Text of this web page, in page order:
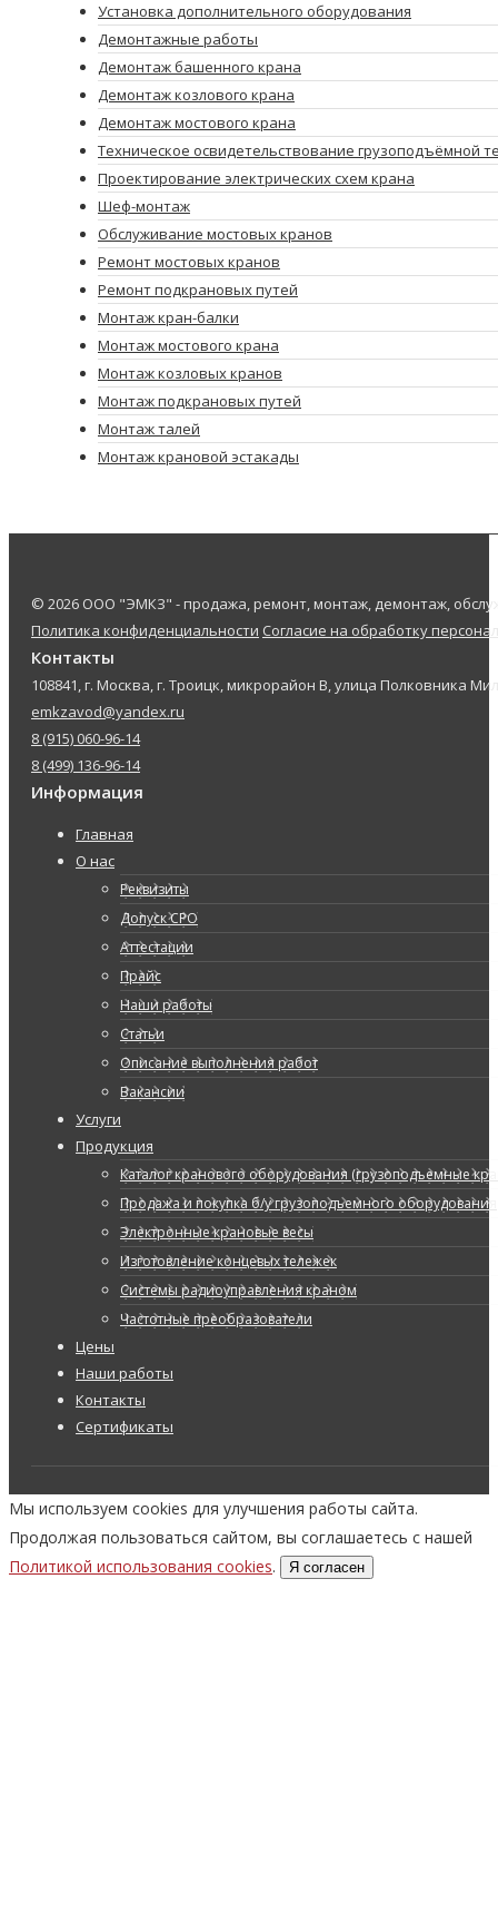
Установка дополнительного оборудования
Демонтажные работы
Демонтаж башенного крана
Демонтаж козлового крана
Демонтаж мостового крана
Техническое освидетельствование грузоподъёмной
Проектирование электрических схем крана
Шеф-монтаж
Обслуживание мостовых кранов
Ремонт мостовых кранов
Ремонт подкрановых путей
Монтаж кран-балки
Монтаж мостового крана
Монтаж козловых кранов
Монтаж подкрановых путей
Монтаж талей
Монтаж крановой эстакады
© 2026 ООО "ЭМКЗ" - продажа, ремонт, монтаж, демонтаж,
Политика конфиденциальности Согласие на обработку
Контакты
108841, г. Москва, г. Троицк, микрорайон В, улица Полковника
emkzavod@yandex.ru
8 (915) 060-96-14
8 (499) 136-96-14
Информация
Главная
О нас
Реквизиты
Допуск СРО
Аттестации
Прайс
Наши работы
Статьи
Описание выполнения работ
Вакансии
Услуги
Продукция
Каталог кранового оборудования (грузоподъемные
Продажа и покупка б/у грузоподъемного оборудования
Электронные крановые весы
Изготовление концевых тележек
Системы радиоуправления краном
Частотные преобразователи
Цены
Наши работы
Контакты
Сертификаты
Мы используем cookies для улучшения работы сайта.
Продолжая пользоваться сайтом, вы соглашаетесь с нашей
Политикой использования cookies. Я согласен